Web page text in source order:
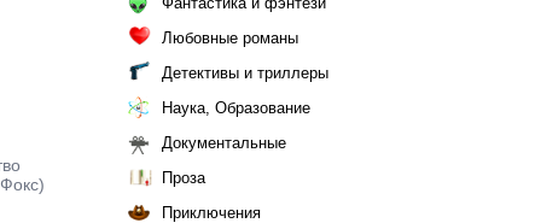
Любовные романы
Детективы и триллеры
Наука, Образование
Документальные
Проза
Приключения